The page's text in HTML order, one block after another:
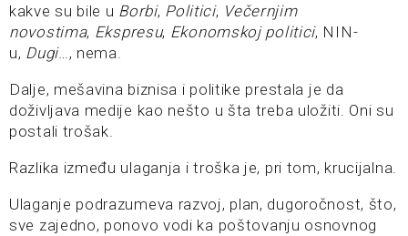
kakve su bile u Borbi, Politici, Večernjim
novostima, Ekspresu, Ekonomskoj politici, NIN-
u, Dugi…, nema.
Dalje, mešavina biznisa i politike prestala je da
doživljava medije kao nešto u šta treba uložiti. Oni su
postali trošak.
Razlika između ulaganja i troška je, pri tom, krucijalna.
Ulaganje podrazumeva razvoj, plan, dugoročnost, što,
sve zajedno, ponovo vodi ka poštovanju osnovnog